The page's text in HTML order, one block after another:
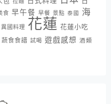
食 早午餐 早餐 景點 泰國
海
異國料理 花蓮 花蓮小吃
蔬食食譜 試喝 遊戲感想 酒類